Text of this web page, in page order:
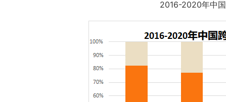
2016-2020年中